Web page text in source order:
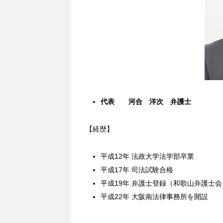
代表 河合 洋次 弁護士
【経歴】
平成12年 法政大学法学部卒業
平成17年 司法試験合格
平成19年 弁護士登録（和歌山弁護士
平成22年 大阪南法律事務所を開設